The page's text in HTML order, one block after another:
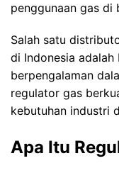
penggunaan gas di
Salah satu
di Indonesia
berpengalaman
regulator gas
kebutuhan industri
Apa Itu